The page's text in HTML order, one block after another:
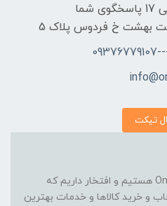
هفت روز هفته ،از ساعت 9 الی 17 پاسخگوی شما
بهشت خ فردوس پلاک 5
تیکت
ما فروشگاه اینترنتی OneTikKala هستیم و افتخار داریم که
و خرید کالاها و خدمات بهترین